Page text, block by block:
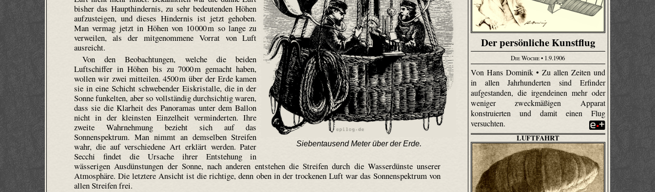
Siebentausend Meter über der Erde.
bisher das Haupthindernis, zu sehr bedeutenden Höhen
aufzusteigen, und dieses Hindernis ist jetzt gehoben.
Man vermag jetzt in Höhen von 10 000 m so lange zu
verweilen, als der mitgenommene Vorrat von Luft
ausreicht.
Von den Beobachtungen, welche die beiden
Luftschiffer in Höhen bis zu 7000 m gemacht haben,
wollen wir zwei mitteilen. 4500 m über der Erde kamen
sie in eine Schicht schwebender Eiskristalle, die in der
Sonne funkelten, aber so vollständig durchsichtig waren,
dass sie die Klarheit des Panoramas unter dem Ballon
nicht in der kleinsten Einzelheit verminderten. Ihre
zweite Wahrnehmung bezieht sich auf das
Sonnenspektrum. Man nimmt an demselben Streifen
wahr, die auf verschiedene Art erklärt werden. Pater
Secchi findet die Ursache ihrer Entstehung in
wässerigen Ausdünstungen der Sonne, nach anderen entstehen die Streifen durch die Wasserdünste unserer
Atmosphäre. Die letztere Ansicht ist die richtige, denn oben in der trockenen Luft war das Sonnenspektrum von
allen Streifen frei.
Der persönliche Kunstflug
Die Woche• 1.9.1906
Von Hans Dominik • Zu allen Zeiten und
in allen Jahrhunderten sind Erfinder
aufgestanden, die irgendeinen mehr oder
weniger zweckmäßigen Apparat
konstruierten und damit einen Flug
versuchten.
LUFTFAHRT